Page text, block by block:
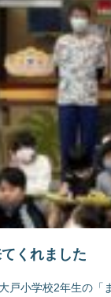
くれました
戸小学校2年生の